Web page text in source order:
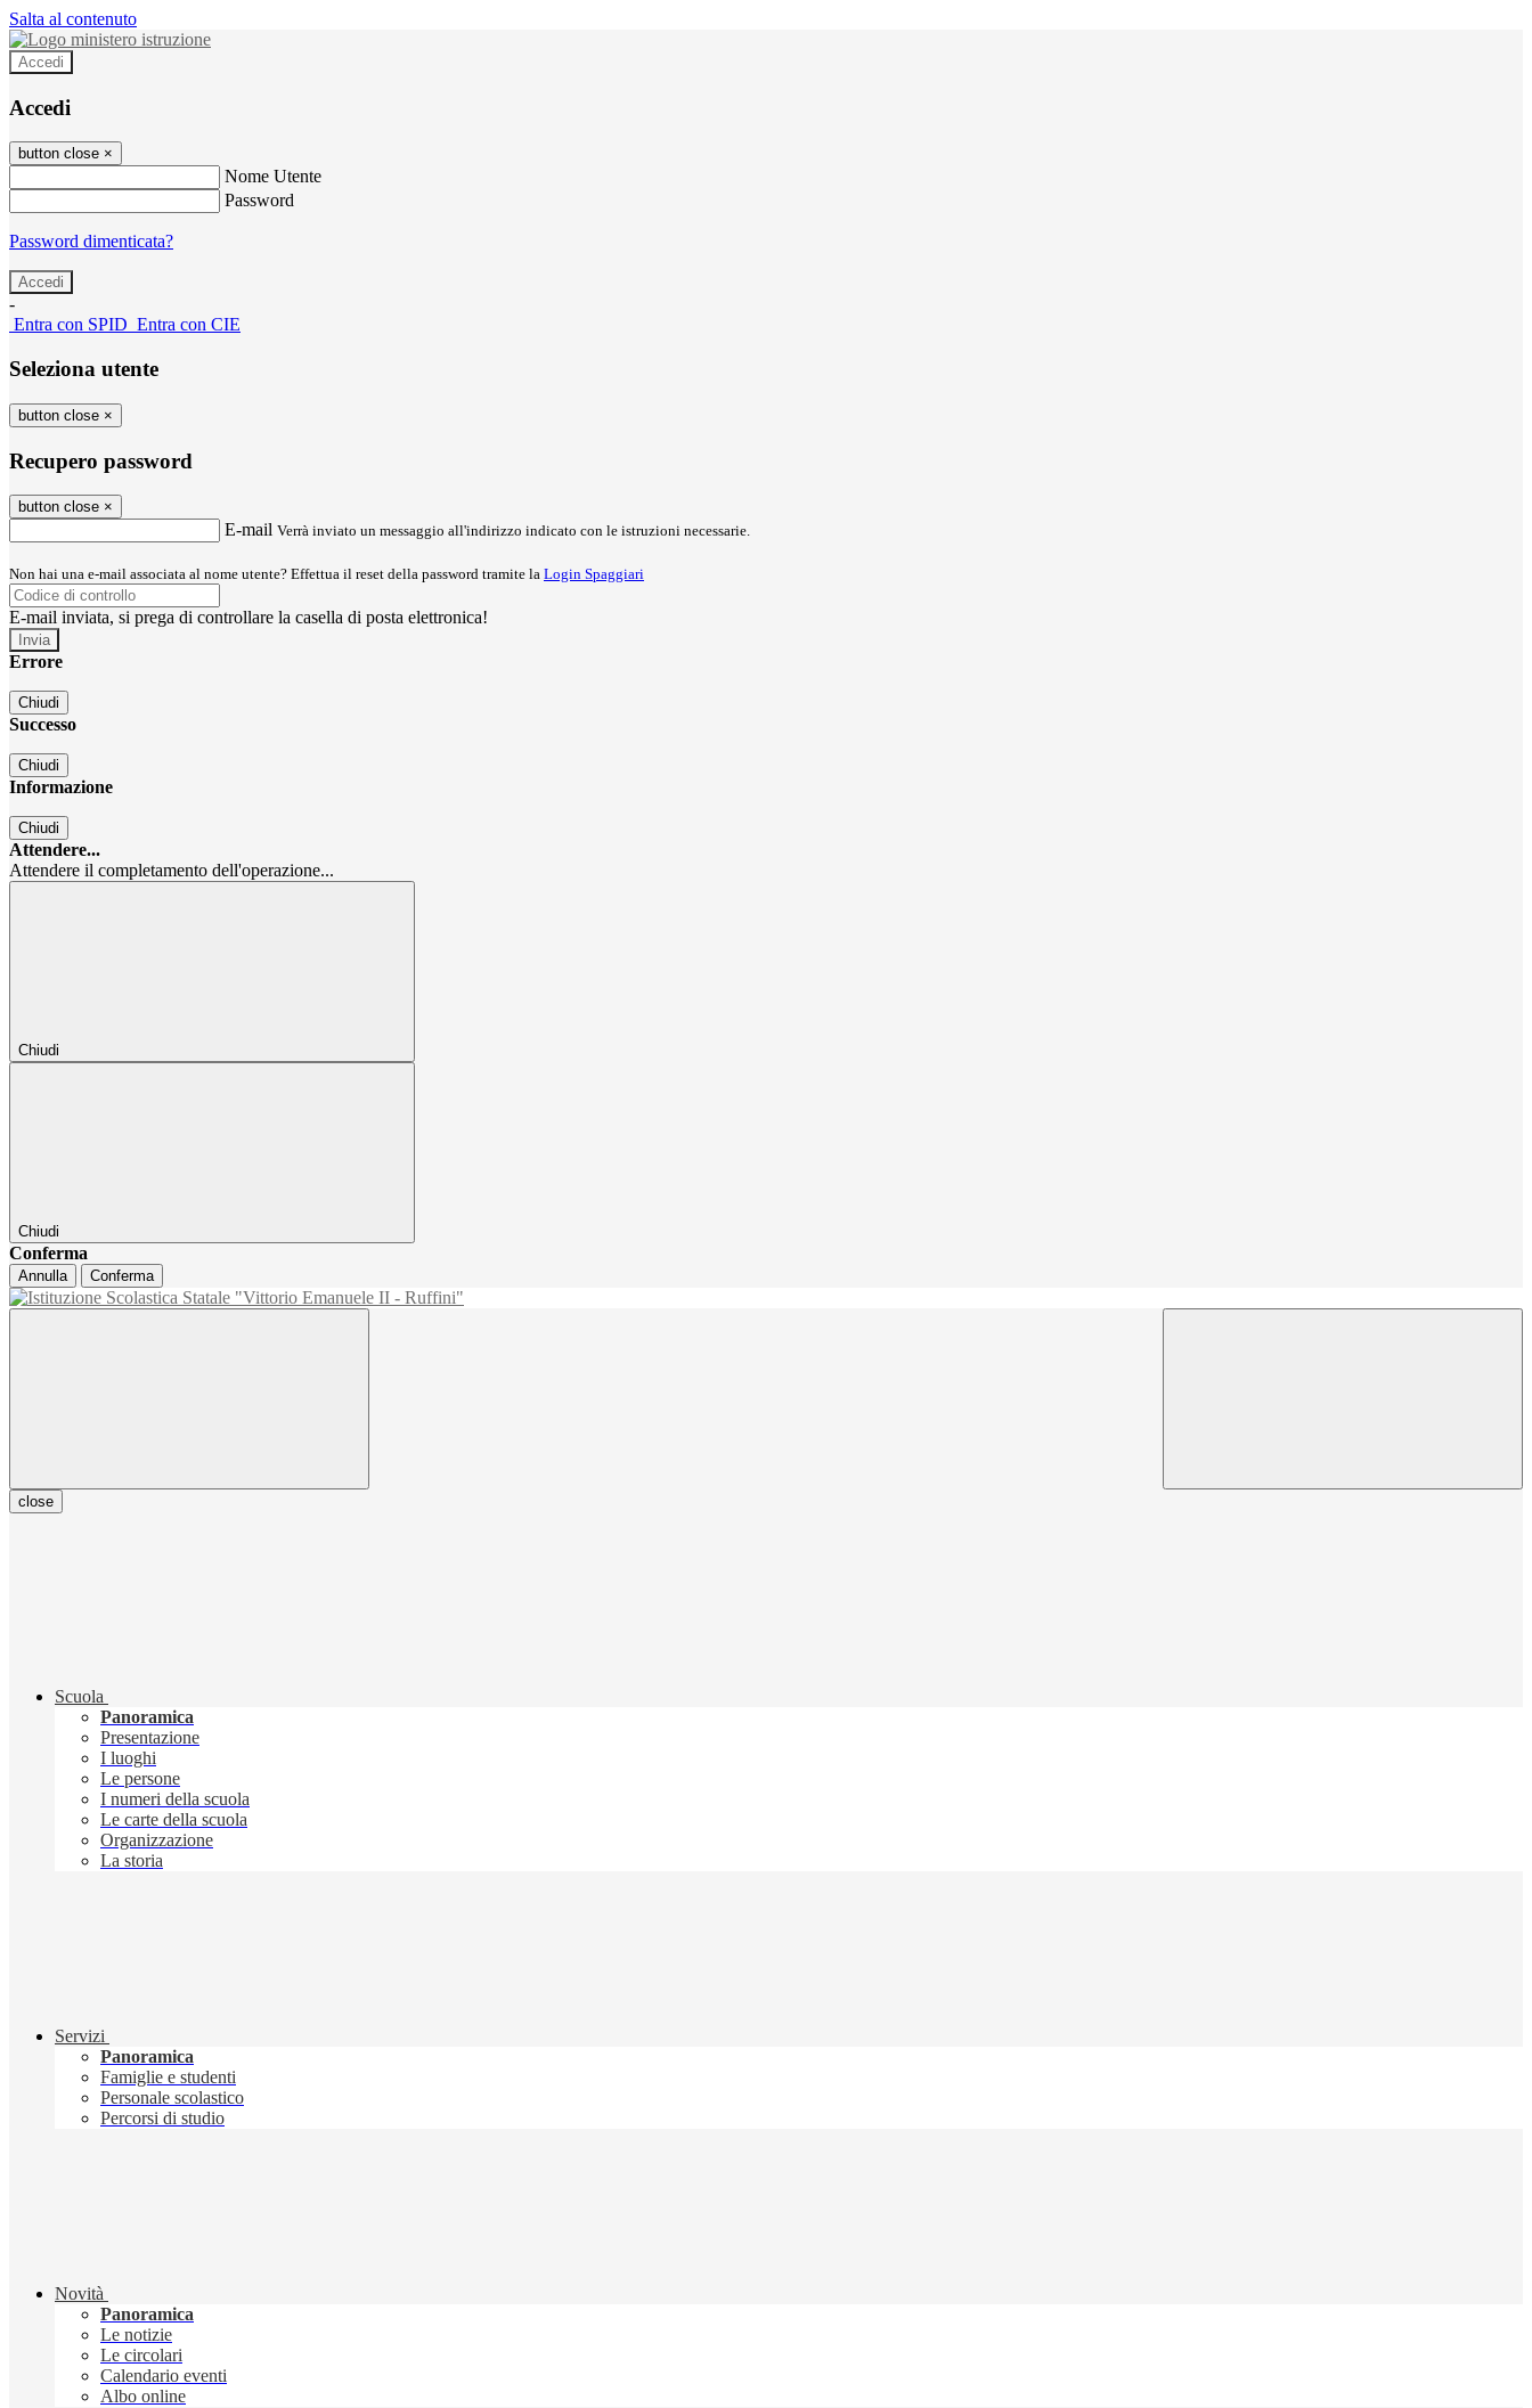
Salta al contenuto
Accedi
Accedi
button close ×
Nome Utente
Password
Password dimenticata?
-
Entra con SPID Entra con CIE
Seleziona utente
button close ×
Recupero password
button close ×
E-mail Verrà inviato un messaggio all'indirizzo indicato con le istruzioni necessarie.
Non hai una e-mail associata al nome utente? Effettua il reset della password tramite la Login Spaggiari
E-mail inviata, si prega di controllare la casella di posta elettronica!
Errore
Chiudi
Successo
Chiudi
Informazione
Chiudi
Attendere...
Attendere il completamento dell'operazione...
Chiudi
Chiudi
Conferma
Annulla Conferma
close
Scuola
Panoramica
Presentazione
I luoghi
Le persone
I numeri della scuola
Le carte della scuola
Organizzazione
La storia
Servizi
Panoramica
Famiglie e studenti
Personale scolastico
Percorsi di studio
Novità
Panoramica
Le notizie
Le circolari
Calendario eventi
Albo online